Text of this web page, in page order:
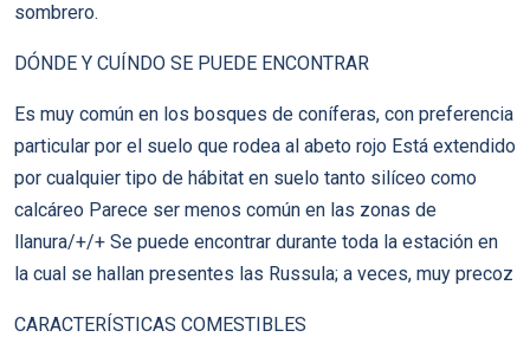
sombrero.
DÓNDE Y CUÍNDO SE PUEDE ENCONTRAR
Es muy común en los bosques de coníferas, con preferencia
particular por el suelo que rodea al abeto rojo Está extendido
por cualquier tipo de hábitat en suelo tanto silíceo como
calcáreo Parece ser menos común en las zonas de
llanura/+/+ Se puede encontrar durante toda la estación en
la cual se hallan presentes las Russula; a veces, muy precoz
CARACTERÍSTICAS COMESTIBLES